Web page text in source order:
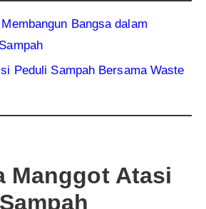
Bangsa dalam
Peduli Sampah Bersama Waste
Manggot Atasi